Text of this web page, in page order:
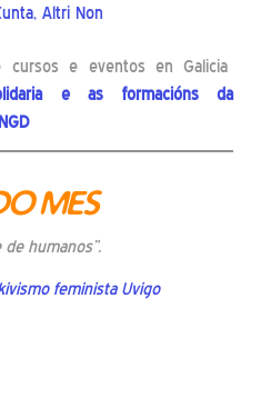
Altri Non
e eventos en Galicia
e as formaciónsda
MES
humanos”.
feminista Uvigo